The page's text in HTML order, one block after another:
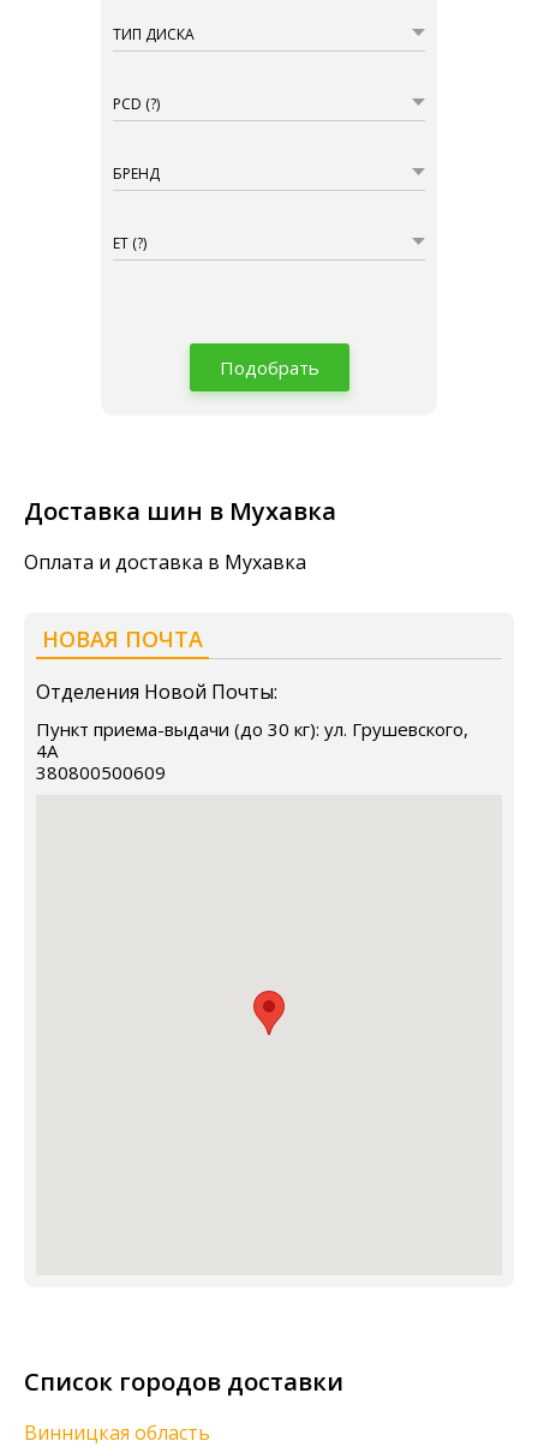
ТИП ДИСКА
PCD (?)
БРЕНД
ET (?)
Подобрать
Доставка шин в Мухавка
Оплата и доставка в Мухавка
НОВАЯ ПОЧТА
Отделения Новой Почты:
Пункт приема-выдачи (до 30 кг): ул. Грушевского,
4А
380800500609
Список городов доставки
Винницкая область